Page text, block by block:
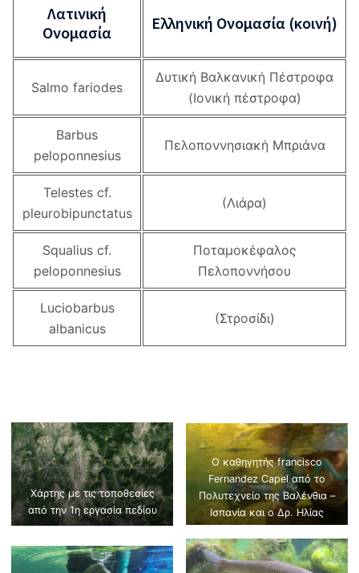
Λατινική
Ονομασία
Ελληνική Ονομασία (κοινή)
Salmo fariodes
Δυτική Βαλκανική Πέστροφα
(Ιονική πέστροφα)
Barbus
peloponnesius
Πελοποννησιακή Μπριάνα
Telestes cf.
pleurobipunctatus
(Λιάρα)
Squalius cf.
peloponnesius
Ποταμοκέφαλος
Πελοποννήσου
Luciobarbus
albanicus
(Στροσίδι)
Χάρτης με τις τοποθεσίες
από την 1η εργασία πεδίου
Ο καθηγητής francisco
Fernandez Capel από το
Πολυτεχνείο της Βαλένθια –
Ισπανία και ο Δρ. Ηλίας
υπεύθυνος του ECOFLOW
κατά τη διάρκεια της